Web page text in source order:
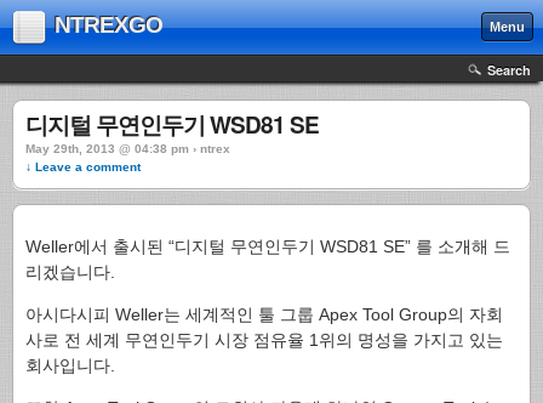
NTREXGO Menu
Search
디지털 무연인두기 WSD81 SE
May 29th, 2013 @ 04:38 pm › ntrex
↓ Leave a comment
Weller에서 출시된 “디지털 무연인두기 WSD81 SE” 를 소개해 드
리겠습니다.
아시다시피 Weller는 세계적인 툴 그룹 Apex Tool Group의 자회
사로 전 세계 무연인두기 시장 점유율 1위의 명성을 가지고 있는
회사입니다.